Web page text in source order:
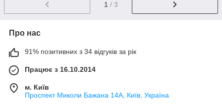
1 / 3
Про нас
91% позитивних з 34 відгуків за рік
Працює з 16.10.2014
м. Київ
Проспект Миколи Бажана 14А, Київ, Україна